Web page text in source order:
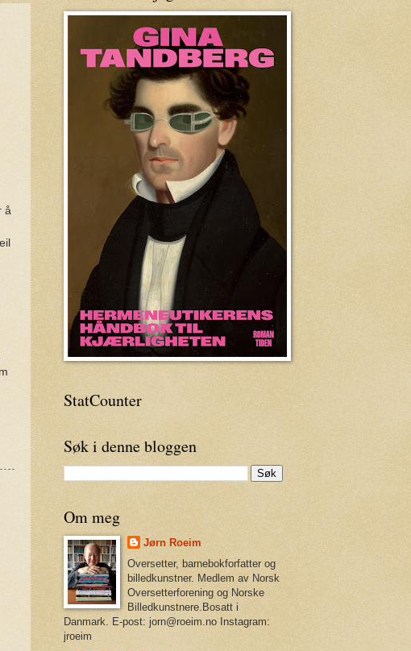
å
StatCounter
Søk i denne bloggen
Om meg
Jørn Roeim
Oversetter, barnebokforfatter og
billedkunstner. Medlem av Norsk
Oversetterforening og Norske
Billedkunstnere.Bosatt i
Danmark. E-post: jorn@roeim.no Instagram:
jroeim